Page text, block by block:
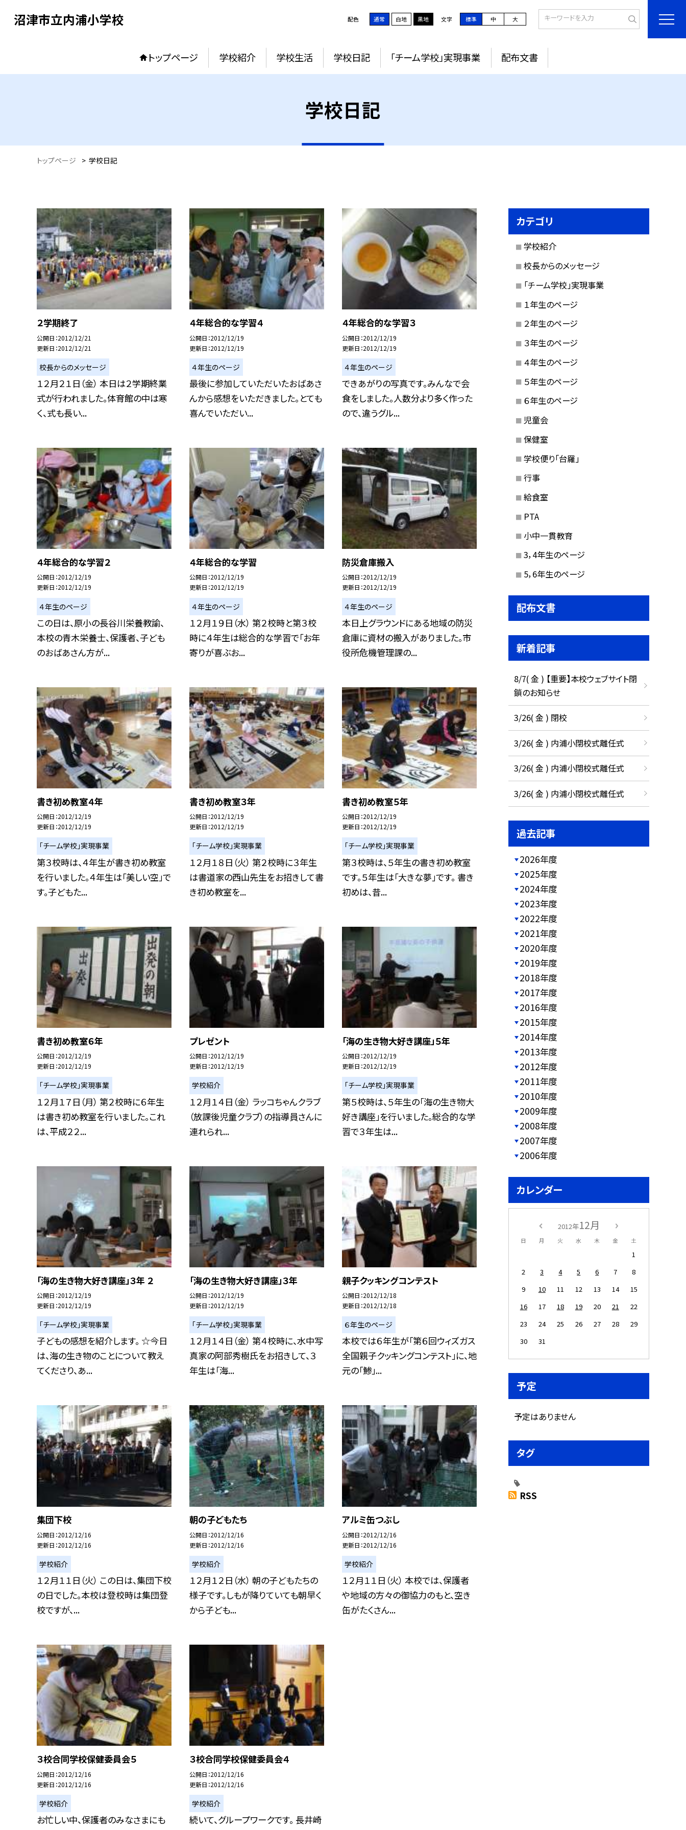
沼津市立内浦小学校 配色 通常 白地 黒地 文字 標準 中 大
トップページ 学校紹介 学校生活 学校日記 「チーム学校」実現事業 配布文書
学校日記
トップページ > 学校日記
２学期終了
公開日 2012/12/21
更新日 2012/12/21
校長からのメッセージ
１２月２１日（金） 本日は２学期終業
式が行われました。体育館の中は寒
く、式も長い...
４年総合的な学習４
公開日 2012/12/19
更新日 2012/12/19
４年生のページ
最後に参加していただいたおばあさ
んから感想をいただきました。とても
喜んでいただい...
４年総合的な学習３
公開日 2012/12/19
更新日 2012/12/19
４年生のページ
できあがりの写真です。みんなで会
食をしました。人数分より多く作った
ので、違うグル...
４年総合的な学習２
公開日 2012/12/19
更新日 2012/12/19
４年生のページ
この日は、原小の長谷川栄養教諭、
本校の青木栄養士、保護者、子ども
のおばあさん方が...
４年総合的な学習
公開日 2012/12/19
更新日 2012/12/19
４年生のページ
１２月１９日（水） 第２校時と第３校
時に４年生は総合的な学習で「お年
寄りが喜ぶお...
防災倉庫搬入
公開日 2012/12/19
更新日 2012/12/19
４年生のページ
本日上グラウンドにある地域の防災
倉庫に資材の搬入がありました。市
役所危機管理課の...
書き初め教室４年
公開日 2012/12/19
更新日 2012/12/19
「チーム学校」実現事業
第３校時は、４年生が書き初め教室
を行いました。４年生は「美しい空」で
す。子どもた...
書き初め教室３年
公開日 2012/12/19
更新日 2012/12/19
「チーム学校」実現事業
１２月１８日（火） 第２校時に３年生
は書道家の西山先生をお招きして書
き初め教室を...
書き初め教室５年
公開日 2012/12/19
更新日 2012/12/19
「チーム学校」実現事業
第３校時は、５年生の書き初め教室
です。５年生は「大きな夢」です。 書き
初めは、昔...
書き初め教室６年
公開日 2012/12/19
更新日 2012/12/19
「チーム学校」実現事業
１２月１７日（月） 第２校時に６年生
は書き初め教室を行いました。これ
は、平成２２...
プレゼント
公開日 2012/12/19
更新日 2012/12/19
学校紹介
１２月１４日（金） ラッコちゃんクラブ
（放課後児童クラブ）の指導員さんに
連れられ...
「海の生き物大好き講座」５年
公開日 2012/12/19
更新日 2012/12/19
「チーム学校」実現事業
第５校時は、５年生の「海の生き物大
好き講座」を行いました。総合的な学
習で３年生は...
「海の生き物大好き講座」３年 ２
公開日 2012/12/19
更新日 2012/12/19
「チーム学校」実現事業
子どもの感想を紹介します。 ☆今日
は、海の生き物のことについて教え
てくださり、あ...
「海の生き物大好き講座」３年
公開日 2012/12/19
更新日 2012/12/19
「チーム学校」実現事業
１２月１４日（金） 第４校時に、水中写
真家の阿部秀樹氏をお招きして、３
年生は「海...
親子クッキングコンテスト
公開日 2012/12/18
更新日 2012/12/18
６年生のページ
本校では６年生が「第６回ウィズガス
全国親子クッキングコンテスト」に、地
元の「鯵」...
集団下校
公開日 2012/12/16
更新日 2012/12/16
学校紹介
１２月１１日（火） この日は、集団下校
の日でした。本校は登校時は集団登
校ですが、...
朝の子どもたち
公開日 2012/12/16
更新日 2012/12/16
学校紹介
１２月１２日（水） 朝の子どもたちの
様子です。しもが降りていても朝早く
から子ども...
アルミ缶つぶし
公開日 2012/12/16
更新日 2012/12/16
学校紹介
１２月１１日（火） 本校では、保護者
や地域の方々の御協力のもと、空き
缶がたくさん...
３校合同学校保健委員会５
公開日 2012/12/16
更新日 2012/12/16
学校紹介
お忙しい中、保護者のみなさまにも
３校合同学校保健委員会４
公開日 2012/12/16
更新日 2012/12/16
学校紹介
続いて、グループワークです。 長井崎
カテゴリ
学校紹介
校長からのメッセージ
「チーム学校」実現事業
１年生のページ
２年生のページ
３年生のページ
４年生のページ
５年生のページ
６年生のページ
児童会
保健室
学校便り「台羅」
行事
給食室
PTA
小中一貫教育
3，4年生のページ
5，6年生のページ
配布文書
新着記事
8/7( 金 ) 【重要】本校ウェブサイト閉
鎖のお知らせ
3/26( 金 ) 閉校
3/26( 金 ) 内浦小閉校式離任式
3/26( 金 ) 内浦小閉校式離任式
3/26( 金 ) 内浦小閉校式離任式
過去記事
2026年度
2025年度
2024年度
2023年度
2022年度
2021年度
2020年度
2019年度
2018年度
2017年度
2016年度
2015年度
2014年度
2013年度
2012年度
2011年度
2010年度
2009年度
2008年度
2007年度
2006年度
カレンダー
2012年12月
日 月 火 水 木 金 土
1
2
3 4 5 6 7
8
9
10 11 12 13 14
15
16
17 18 19 20 21
22
23
24 25 26 27 28
29
30
31
予定
予定はありません
タグ
RSS